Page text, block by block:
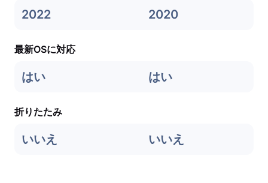
2022 2020
最新OSに対応
はい はい
折りたたみ
いいえ いいえ